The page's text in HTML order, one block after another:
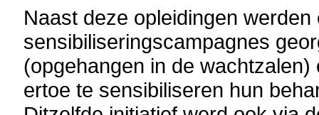
Naast deze opleidingen
sensibiliseringscampagnes
(opgehangen in de
ertoe te sensibiliseren hun